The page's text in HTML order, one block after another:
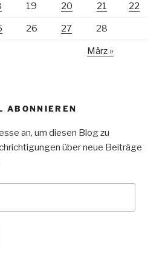
19 20 21 22
26 27 28
März »
ABONNIEREN
an, um diesen Blog zu
über neue Beiträge